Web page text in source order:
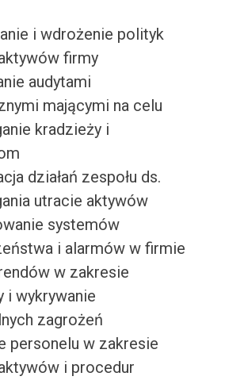
i wdrożenie polityk
firmy
audytami
mającymi na celu
kradzieży i
działań zespołu ds.
utracie aktywów
systemów
i alarmów w firmie
w zakresie
i wykrywanie
zagrożeń
personelu w zakresie
i procedur